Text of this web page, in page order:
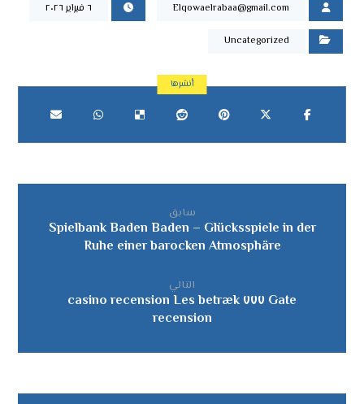
Elqowaelrabaa@gmail.com ٦ فبراير ٢٠٢٦
Uncategorized
سابق
Spielbank Baden Baden – Glücksspiele in der
Ruhe einer barocken Atmosphäre
التالي
Gate ٧٧٧ casino recension Les betræk
recension